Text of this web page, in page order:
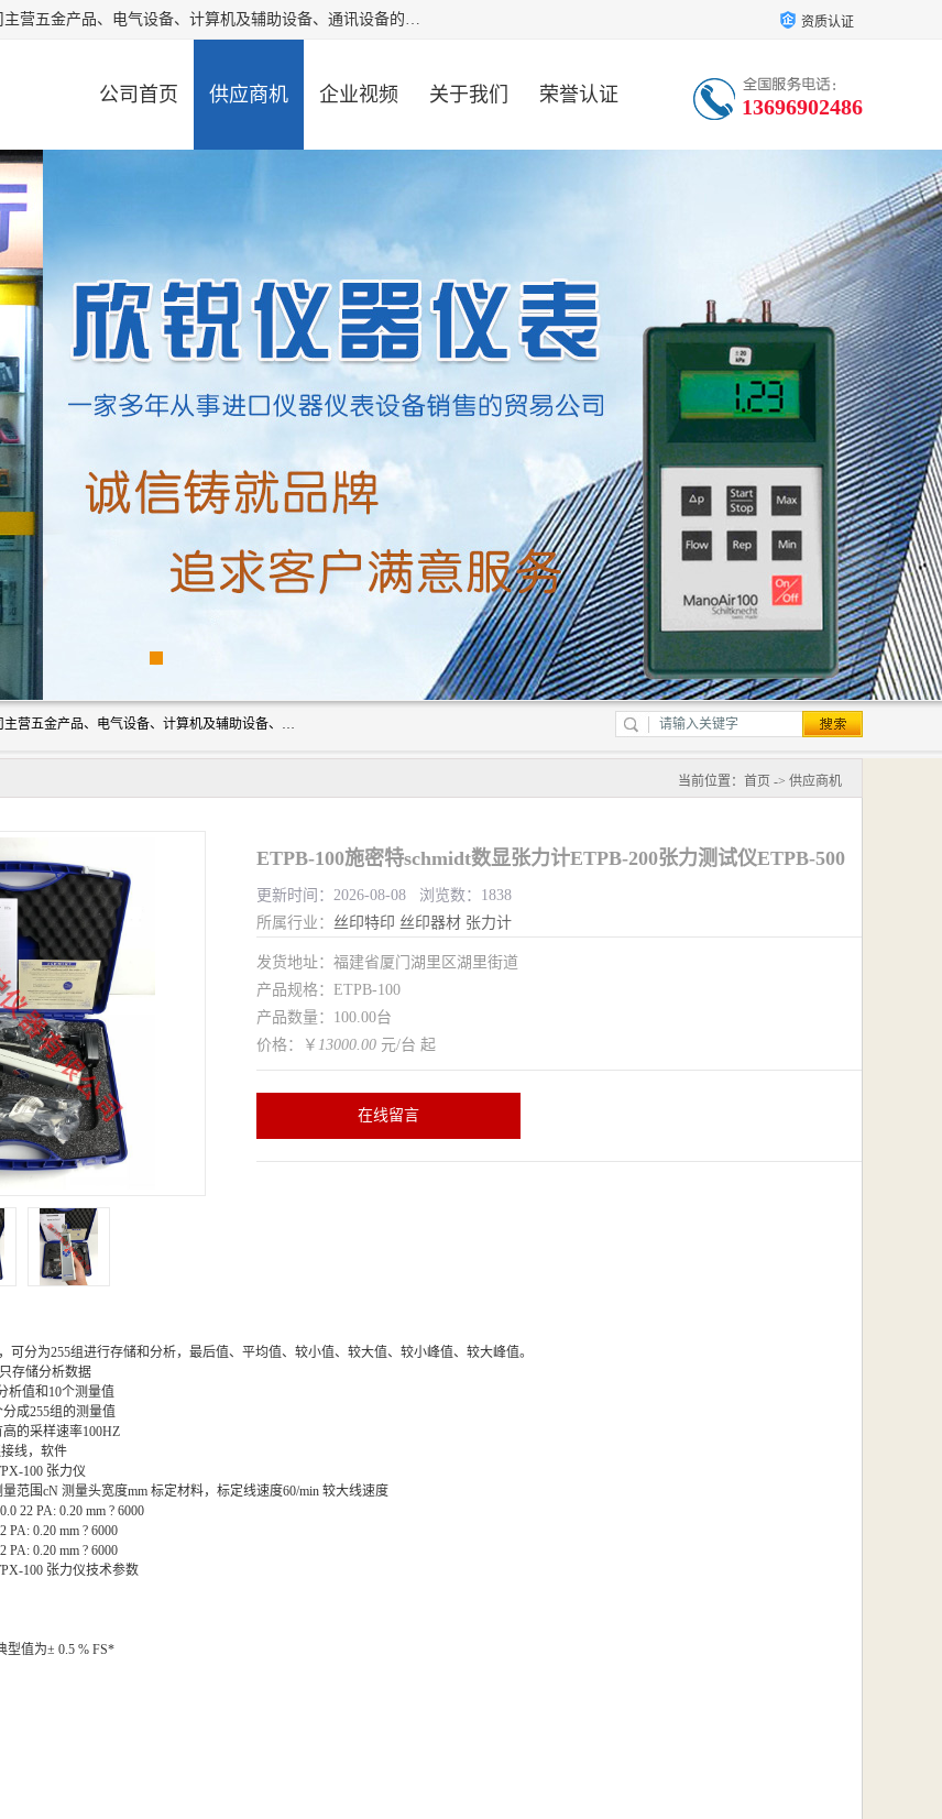
厦门欣锐仪器仪表有限公司成立于2006年，位于厦门市湖里区。公司主营五金产品、电气设备、计算机及辅助设备、通讯设备的批发与零售，同时涉及乐器、照相器材等文化用品的销售。此外，公司还提供通用设备、电气设备、仪器仪表的修理服务，以及信息系统集成、信息技术咨询、数据处理和存储等技术支持。公司致力于为客户提供全面的产品和服务，满足多样化的市场需求。 资质认证
公司首页 供应商机 企业视频 关于我们 荣誉认证 13696902486
厦门欣锐仪器仪表有限公司成立于2006年，位于厦门市湖里区。公司主营五金产品、电气设备、计算机及辅助设备、通讯设备的批发与零售，同时涉及乐器、照相器材等文化用品的销售。此外，公司还提供通用设备、电气设备、仪器仪表的修理服务，以及信息系统集成、信息技术咨询、数据处理和存储等技术支持。公司致力于为客户提供全面的产品和服务，满足多样化的市场需求。
当前位置： 首页 -> 供应商机
ETPB-100施密特schmidt数显张力计ETPB-200张力测试仪ETPB-500
更新时间：2026-08-08 浏览数：1838
所属行业： 丝印特印 丝印器材 张力计
发货地址：福建省厦门湖里区湖里街道
产品规格：ETPB-100
产品数量：100.00台
价格：￥ 13000.00 元/台 起
在线留言
可分为255组进行存储和分析，最后值、平均值、较小值、较大值、较小峰值、较大峰值。
存储分析数据
析值和10个测量值
成255组的测量值
的采样速率100HZ
线，软件
100 张力仪
范围cN 测量头宽度mm 标定材料，标定线速度60/min 较大线速度
22 PA: 0.20 mm ? 6000
PA: 0.20 mm ? 6000
PA: 0.20 mm ? 6000
100 张力仪技术参数
型值为± 0.5 % FS*